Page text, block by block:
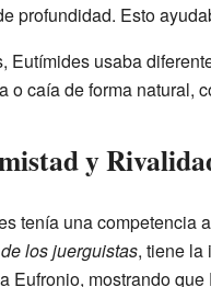
profundidad. Esto
Eutímides usaba
o caía de forma natural,
y
tenía una competencia
los juerguistas, tiene la
Eufronio, mostrando